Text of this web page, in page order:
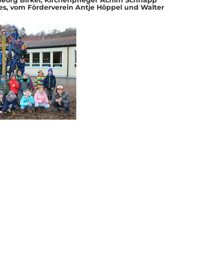
vom Förderverein Antje Höppel und Walter